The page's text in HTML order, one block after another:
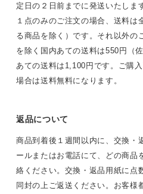
定日の２日前までに発送いたしま
１点のみのご注文の場合、送料は
る商品を除く）です。それ以外の
を除く国内あての送料は550円（
あての送料は1,100円です。ご購
場合は送料無料になります。
返品について
商品到着後１週間以内に、交換・
ールまたはお電話にて、どの商品
絡ください。交換・返品用紙に点
同封の上ご返送ください。お客様